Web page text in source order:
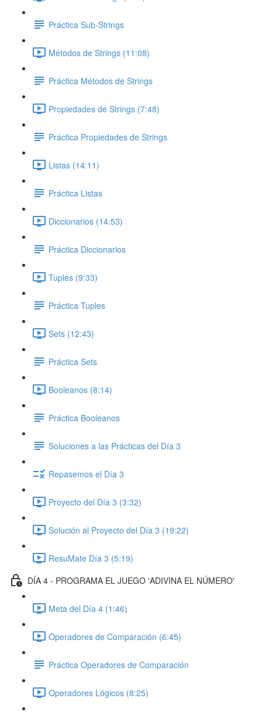
Práctica Sub-Strings
Métodos de Strings (11:08)
Práctica Métodos de Strings
Propiedades de Strings (7:48)
Práctica Propiedades de Strings
Listas (14:11)
Práctica Listas
Diccionarios (14:53)
Práctica Diccionarios
Tuples (9:33)
Práctica Tuples
Sets (12:43)
Práctica Sets
Booleanos (8:14)
Práctica Booleanos
Soluciones a las Prácticas del Día 3
Repasemos el Día 3
Proyecto del Día 3 (3:32)
Solución al Proyecto del Día 3 (19:22)
ResuMate Día 3 (5:19)
DÍA 4 - PROGRAMA EL JUEGO 'ADIVINA EL NÚMERO'
Meta del Día 4 (1:46)
Operadores de Comparación (6:45)
Práctica Operadores de Comparación
Operadores Lógicos (8:25)